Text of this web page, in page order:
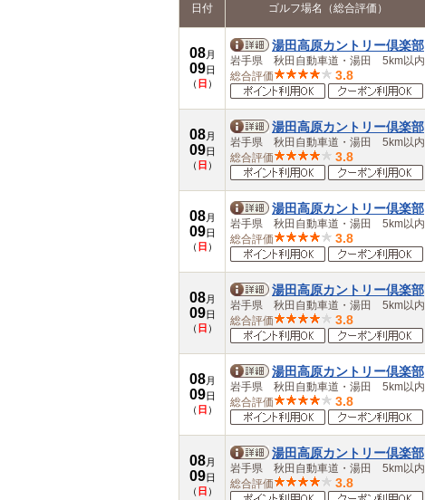
中部
岐阜県
愛知県
三重県
近畿
滋賀県
京都府
大阪府
兵庫県
奈良県
和歌山県
中国
鳥取県
島根県
岡山県
広島県
山口県
四国
徳島県
香川県
愛媛県
高知県
九州・沖縄
福岡県
佐賀県
長崎県
熊本県
大分県
宮崎県
日付 ゴルフ場名（総合評価）
08月
09日
（ 日）
湯田高原カントリー倶楽部
岩手県 秋田自動車道・湯田 5km以内
総合評価
3.8
08月
09日
（ 日 ）
湯田高原カントリー倶楽部
岩手県 秋田自動車道・湯田 5km以内
総合評価
3.8
08月
09日
（ 日）
湯田高原カントリー倶楽部
岩手県 秋田自動車道・湯田 5km以内
総合評価
3.8
08月
09日
（ 日 ）
湯田高原カントリー倶楽部
岩手県 秋田自動車道・湯田 5km以内
総合評価
3.8
08月
09日
（ 日）
湯田高原カントリー倶楽部
岩手県 秋田自動車道・湯田 5km以内
総合評価
3.8
08月
09日
（ 日 ）
湯田高原カントリー倶楽部
岩手県 秋田自動車道・湯田 5km以内
総合評価
3.8